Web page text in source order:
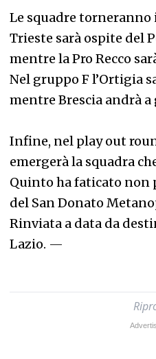
Le squadre torneranno
Trieste sarà ospite del
mentre la Pro Recco
Nel gruppo F l’Ortigia
mentre Brescia andrà a
Infine, nel play out
emergerà la squadra
Quinto ha faticato non
del San Donato
Rinviata a data da
Lazio. —